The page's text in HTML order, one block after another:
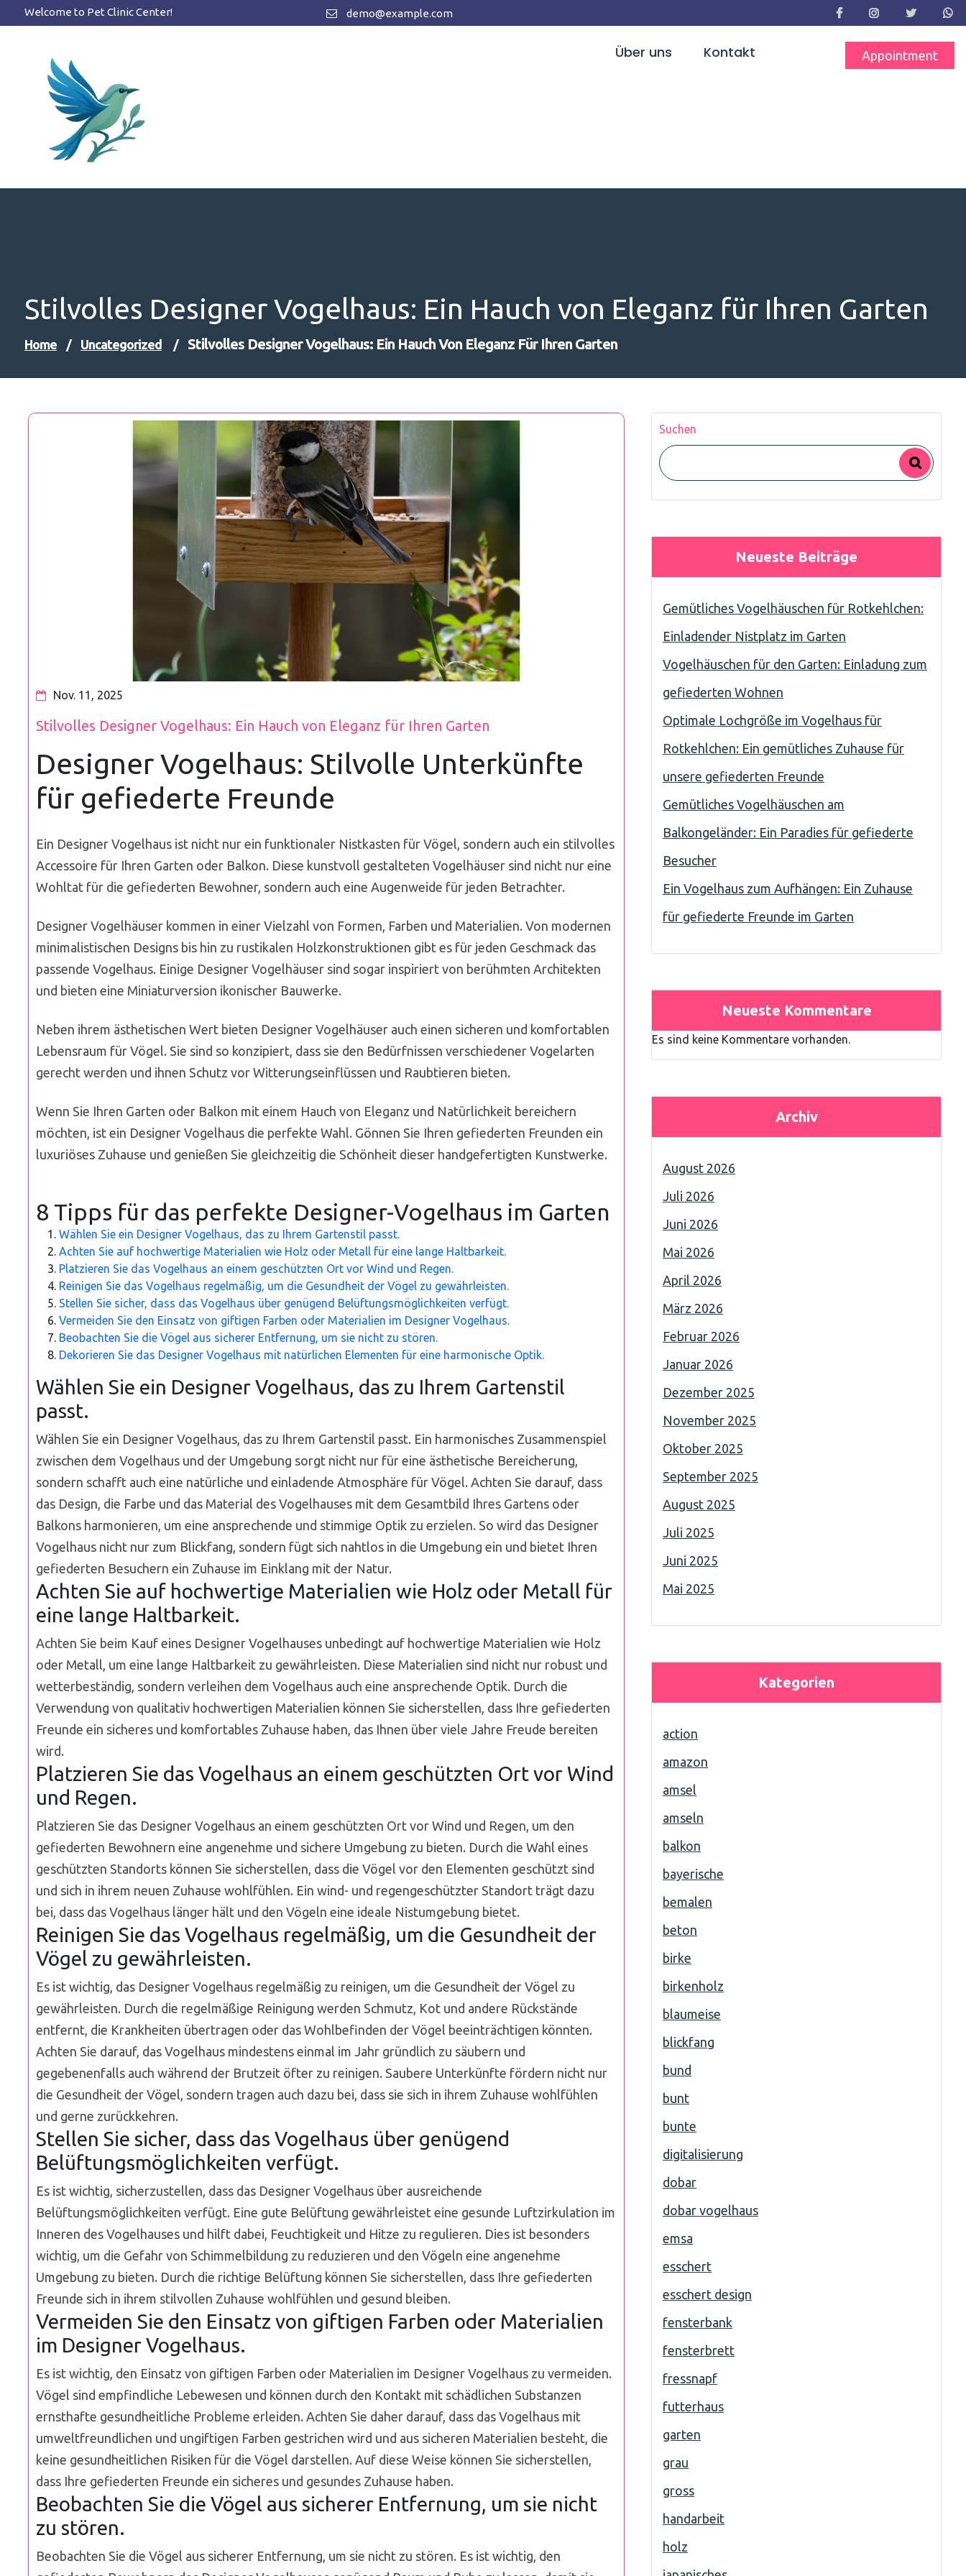
Inhalt
Welcome to Pet Clinic Center! demo@example.com
Über uns Kontakt Appointment
Stilvolles Designer Vogelhaus: Ein Hauch von Eleganz für Ihren Garten
Home / Uncategorized / Stilvolles Designer Vogelhaus: Ein Hauch Von Eleganz Für Ihren Garten
Nov. 11, 2025
Stilvolles Designer Vogelhaus: Ein Hauch von Eleganz für Ihren Garten
Designer Vogelhaus: Stilvolle Unterkünfte
für gefiederte Freunde
Ein Designer Vogelhaus ist nicht nur ein funktionaler Nistkasten für Vögel, sondern auch ein stilvolles
Accessoire für Ihren Garten oder Balkon. Diese kunstvoll gestalteten Vogelhäuser sind nicht nur eine
Wohltat für die gefiederten Bewohner, sondern auch eine Augenweide für jeden Betrachter.
Designer Vogelhäuser kommen in einer Vielzahl von Formen, Farben und Materialien. Von modernen
minimalistischen Designs bis hin zu rustikalen Holzkonstruktionen gibt es für jeden Geschmack das
passende Vogelhaus. Einige Designer Vogelhäuser sind sogar inspiriert von berühmten Architekten
und bieten eine Miniaturversion ikonischer Bauwerke.
Neben ihrem ästhetischen Wert bieten Designer Vogelhäuser auch einen sicheren und komfortablen
Lebensraum für Vögel. Sie sind so konzipiert, dass sie den Bedürfnissen verschiedener Vogelarten
gerecht werden und ihnen Schutz vor Witterungseinflüssen und Raubtieren bieten.
Wenn Sie Ihren Garten oder Balkon mit einem Hauch von Eleganz und Natürlichkeit bereichern
möchten, ist ein Designer Vogelhaus die perfekte Wahl. Gönnen Sie Ihren gefiederten Freunden ein
luxuriöses Zuhause und genießen Sie gleichzeitig die Schönheit dieser handgefertigten Kunstwerke.
8 Tipps für das perfekte Designer-Vogelhaus im Garten
Wählen Sie ein Designer Vogelhaus, das zu Ihrem Gartenstil passt.
Achten Sie auf hochwertige Materialien wie Holz oder Metall für eine lange Haltbarkeit.
Platzieren Sie das Vogelhaus an einem geschützten Ort vor Wind und Regen.
Reinigen Sie das Vogelhaus regelmäßig, um die Gesundheit der Vögel zu gewährleisten.
Stellen Sie sicher, dass das Vogelhaus über genügend Belüftungsmöglichkeiten verfügt.
Vermeiden Sie den Einsatz von giftigen Farben oder Materialien im Designer Vogelhaus.
Beobachten Sie die Vögel aus sicherer Entfernung, um sie nicht zu stören.
Dekorieren Sie das Designer Vogelhaus mit natürlichen Elementen für eine harmonische Optik.
Wählen Sie ein Designer Vogelhaus, das zu Ihrem Gartenstil
passt.
Wählen Sie ein Designer Vogelhaus, das zu Ihrem Gartenstil passt. Ein harmonisches Zusammenspiel
zwischen dem Vogelhaus und der Umgebung sorgt nicht nur für eine ästhetische Bereicherung,
sondern schafft auch eine natürliche und einladende Atmosphäre für Vögel. Achten Sie darauf, dass
das Design, die Farbe und das Material des Vogelhauses mit dem Gesamtbild Ihres Gartens oder
Balkons harmonieren, um eine ansprechende und stimmige Optik zu erzielen. So wird das Designer
Vogelhaus nicht nur zum Blickfang, sondern fügt sich nahtlos in die Umgebung ein und bietet Ihren
gefiederten Besuchern ein Zuhause im Einklang mit der Natur.
Achten Sie auf hochwertige Materialien wie Holz oder Metall für
eine lange Haltbarkeit.
Achten Sie beim Kauf eines Designer Vogelhauses unbedingt auf hochwertige Materialien wie Holz
oder Metall, um eine lange Haltbarkeit zu gewährleisten. Diese Materialien sind nicht nur robust und
wetterbeständig, sondern verleihen dem Vogelhaus auch eine ansprechende Optik. Durch die
Verwendung von qualitativ hochwertigen Materialien können Sie sicherstellen, dass Ihre gefiederten
Freunde ein sicheres und komfortables Zuhause haben, das Ihnen über viele Jahre Freude bereiten
wird.
Platzieren Sie das Vogelhaus an einem geschützten Ort vor Wind
und Regen.
Platzieren Sie das Designer Vogelhaus an einem geschützten Ort vor Wind und Regen, um den
gefiederten Bewohnern eine angenehme und sichere Umgebung zu bieten. Durch die Wahl eines
geschützten Standorts können Sie sicherstellen, dass die Vögel vor den Elementen geschützt sind
und sich in ihrem neuen Zuhause wohlfühlen. Ein wind- und regengeschützter Standort trägt dazu
bei, dass das Vogelhaus länger hält und den Vögeln eine ideale Nistumgebung bietet.
Reinigen Sie das Vogelhaus regelmäßig, um die Gesundheit der
Vögel zu gewährleisten.
Es ist wichtig, das Designer Vogelhaus regelmäßig zu reinigen, um die Gesundheit der Vögel zu
gewährleisten. Durch die regelmäßige Reinigung werden Schmutz, Kot und andere Rückstände
entfernt, die Krankheiten übertragen oder das Wohlbefinden der Vögel beeinträchtigen könnten.
Achten Sie darauf, das Vogelhaus mindestens einmal im Jahr gründlich zu säubern und
gegebenenfalls auch während der Brutzeit öfter zu reinigen. Saubere Unterkünfte fördern nicht nur
die Gesundheit der Vögel, sondern tragen auch dazu bei, dass sie sich in ihrem Zuhause wohlfühlen
und gerne zurückkehren.
Stellen Sie sicher, dass das Vogelhaus über genügend
Belüftungsmöglichkeiten verfügt.
Es ist wichtig, sicherzustellen, dass das Designer Vogelhaus über ausreichende
Belüftungsmöglichkeiten verfügt. Eine gute Belüftung gewährleistet eine gesunde Luftzirkulation im
Inneren des Vogelhauses und hilft dabei, Feuchtigkeit und Hitze zu regulieren. Dies ist besonders
wichtig, um die Gefahr von Schimmelbildung zu reduzieren und den Vögeln eine angenehme
Umgebung zu bieten. Durch die richtige Belüftung können Sie sicherstellen, dass Ihre gefiederten
Freunde sich in ihrem stilvollen Zuhause wohlfühlen und gesund bleiben.
Vermeiden Sie den Einsatz von giftigen Farben oder Materialien
im Designer Vogelhaus.
Es ist wichtig, den Einsatz von giftigen Farben oder Materialien im Designer Vogelhaus zu vermeiden.
Vögel sind empfindliche Lebewesen und können durch den Kontakt mit schädlichen Substanzen
ernsthafte gesundheitliche Probleme erleiden. Achten Sie daher darauf, dass das Vogelhaus mit
umweltfreundlichen und ungiftigen Farben gestrichen wird und aus sicheren Materialien besteht, die
keine gesundheitlichen Risiken für die Vögel darstellen. Auf diese Weise können Sie sicherstellen,
dass Ihre gefiederten Freunde ein sicheres und gesundes Zuhause haben.
Beobachten Sie die Vögel aus sicherer Entfernung, um sie nicht
zu stören.
Beobachten Sie die Vögel aus sicherer Entfernung, um sie nicht zu stören. Es ist wichtig, den
Suchen
Neueste Beiträge
Gemütliches Vogelhäuschen für Rotkehlchen:
Einladender Nistplatz im Garten
Vogelhäuschen für den Garten: Einladung zum
gefiederten Wohnen
Optimale Lochgröße im Vogelhaus für
Rotkehlchen: Ein gemütliches Zuhause für
unsere gefiederten Freunde
Gemütliches Vogelhäuschen am
Balkongeländer: Ein Paradies für gefiederte
Besucher
Ein Vogelhaus zum Aufhängen: Ein Zuhause
für gefiederte Freunde im Garten
Neueste Kommentare
Es sind keine Kommentare vorhanden.
Archiv
August 2026
Juli 2026
Juni 2026
Mai 2026
April 2026
März 2026
Februar 2026
Januar 2026
Dezember 2025
November 2025
Oktober 2025
September 2025
August 2025
Juli 2025
Juni 2025
Mai 2025
Kategorien
action
amazon
amsel
amseln
balkon
bayerische
bemalen
beton
birke
birkenholz
blaumeise
blickfang
bund
bunt
bunte
digitalisierung
dobar
dobar vogelhaus
emsa
esschert
esschert design
fensterbank
fensterbrett
fressnapf
futterhaus
garten
grau
gross
handarbeit
holz